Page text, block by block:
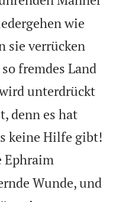
wie
sie verrücken
fremdes Land
unterdrückt
denn es hat
keine Hilfe gibt!
Ephraim
Wunde, und